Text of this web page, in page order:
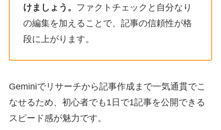
けましょう。
ファクトチェックと自分なり
の編集を加えることで、記事の信頼性が格
段に上がります。
Geminiでリサーチから記事作成まで一気通貫でこ
なせるため、初心者でも1日で1記事を公開できる
スピード感が魅力です。